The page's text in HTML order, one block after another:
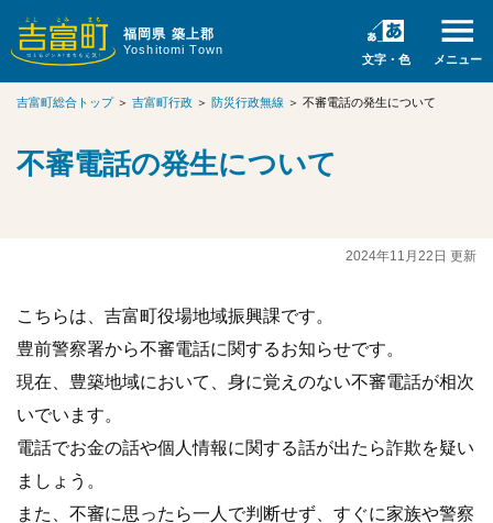
福岡県 築上郡
Yoshitomi Town
文字・色 メニュー
吉富町総合トップ＞ 吉富町行政 ＞ 防災行政無線 ＞ 不審電話の発生について
不審電話の発生について
2024年11月22日 更新
こちらは、吉富町役場地域振興課です。
豊前警察署から不審電話に関するお知らせです。
現在、豊築地域において、身に覚えのない不審電話が相次
いでいます。
電話でお金の話や個人情報に関する話が出たら詐欺を疑い
ましょう。
また、不審に思ったら一人で判断せず、すぐに家族や警察